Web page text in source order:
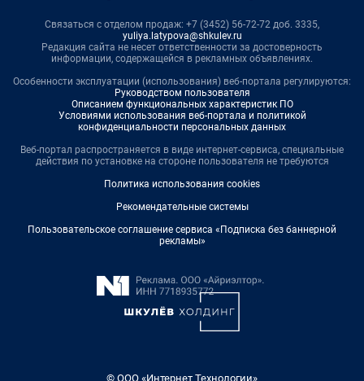
Связаться с отделом продаж: +7 (3452) 56-72-72 доб. 3335,
yuliya.latypova@shkulev.ru
Редакция сайта не несет ответственности за достоверность
информации, содержащейся в рекламных объявлениях.
Особенности эксплуатации (использования) веб-портала регулируются:
Руководством пользователя
Описанием функциональных характеристик ПО
Условиями использования веб-портала и политикой
конфиденциальности персональных данных
Веб-портал распространяется в виде интернет-сервиса, специальные
действия по установке на стороне пользователя не требуются
Политика использования cookies
Рекомендательные системы
Пользовательское соглашение сервиса «Подписка без баннерной
рекламы»
© ООО «Интернет Технологии»